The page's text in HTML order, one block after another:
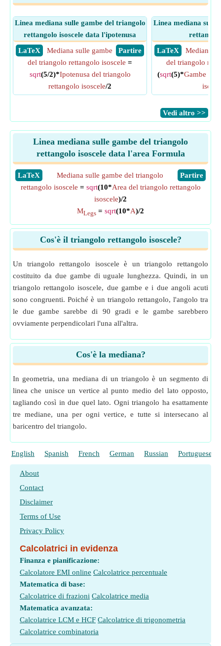
Linea mediana sulle gambe del triangolo
rettangolo isoscele data l'ipotenusa
​ LaTeX
​ Partire
Mediana sulle gambe
del triangolo rettangolo isoscele =
sqrt(5/2)*Ipotenusa del triangolo
rettangolo isoscele/2
Linea mediana sulle
​ LaTeX
Mediana
del triangolo
(sqrt(5)*Gambe del
​Vedi altro >>
Linea mediana sulle gambe del triangolo
rettangolo isoscele data l'area Formula
​LaTeX ​Partire
Mediana sulle gambe del triangolo
rettangolo isoscele = sqrt(10*Area del triangolo rettangolo
isoscele)/2
MLegs = sqrt(10*A)/2
Cos'è il triangolo rettangolo isoscele?
Un triangolo rettangolo isoscele è un triangolo rettangolo
costituito da due gambe di uguale lunghezza. Quindi, in un
triangolo rettangolo isoscele, due gambe e i due angoli acuti
sono congruenti. Poiché è un triangolo rettangolo, l'angolo tra
le due gambe sarebbe di 90 gradi e le gambe sarebbero
ovviamente perpendicolari l'una all'altra.
Cos'è la mediana?
In geometria, una mediana di un triangolo è un segmento di
linea che unisce un vertice al punto medio del lato opposto,
tagliando così in due quel lato. Ogni triangolo ha esattamente
tre mediane, una per ogni vertice, e tutte si intersecano al
baricentro del triangolo.
English Spanish French German Russian Portuguese
About
Contact
Disclaimer
Terms of Use
Privacy Policy
Calcolatrici in evidenza
Finanza e pianificazione:
Calcolatore EMI online Calcolatrice percentuale
Matematica di base:
Calcolatrice di frazioni Calcolatrice media
Matematica avanzata:
Calcolatrice LCM e HCF Calcolatrice di trigonometria
Calcolatrice combinatoria